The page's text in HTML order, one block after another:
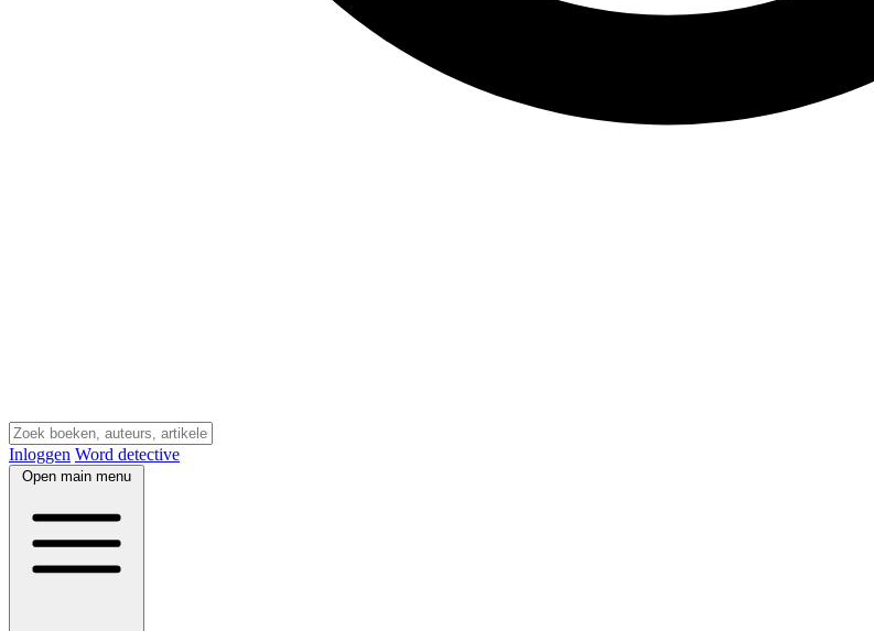
Inloggen Word detective
Open main menu